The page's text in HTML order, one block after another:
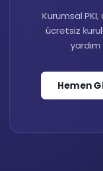
Kurumsal
ücretsiz
Hemen